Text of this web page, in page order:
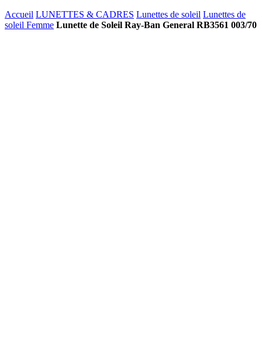
Accueil LUNETTES & CADRES Lunettes de soleil Lunettes de
soleil Femme Lunette de Soleil Ray-Ban General RB3561 003/70